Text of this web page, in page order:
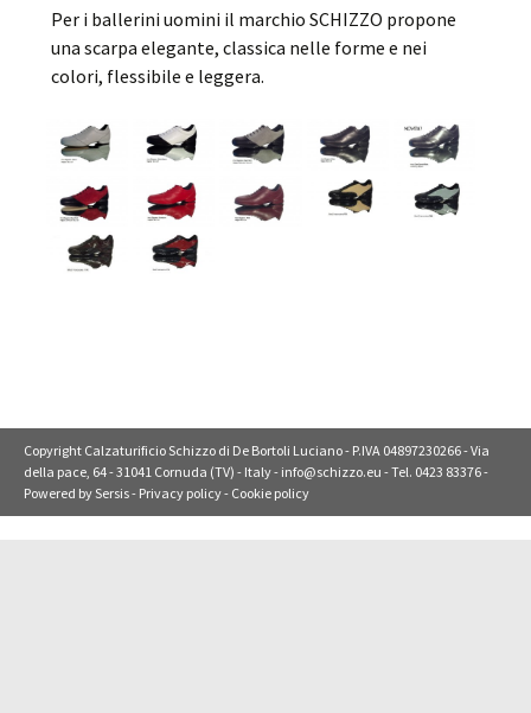
Per i ballerini uomini il marchio SCHIZZO propone
una scarpa elegante, classica nelle forme e nei
colori, flessibile e leggera.
Copyright Calzaturificio Schizzo di De Bortoli Luciano - P.IVA 04897230266 - Via
della pace, 64 - 31041 Cornuda (TV) - Italy - info@schizzo.eu - Tel. 0423 83376 -
Powered bySersis- Privacy policy- Cookie policy